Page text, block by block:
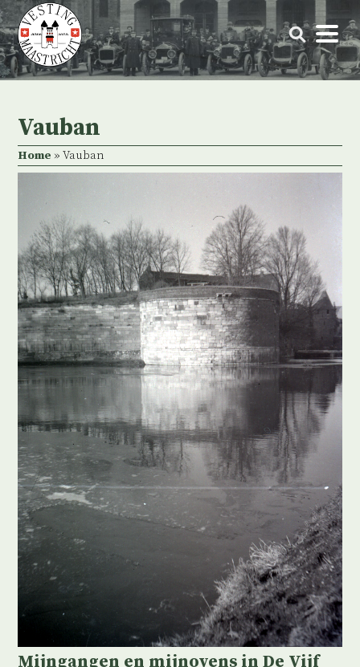
Skip
to
content
Vauban
Home »Vauban
Mijngangen en mijnovens in De Vijf